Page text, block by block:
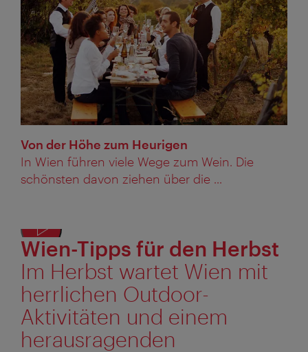
Von der Höhe zum Heurigen
In Wien führen viele Wege zum Wein. Die
schönsten davon ziehen über die ...
Wien-Tipps für den Herbst
Im Herbst wartet Wien mit
herrlichen Outdoor-
Aktivitäten und einem
herausragenden